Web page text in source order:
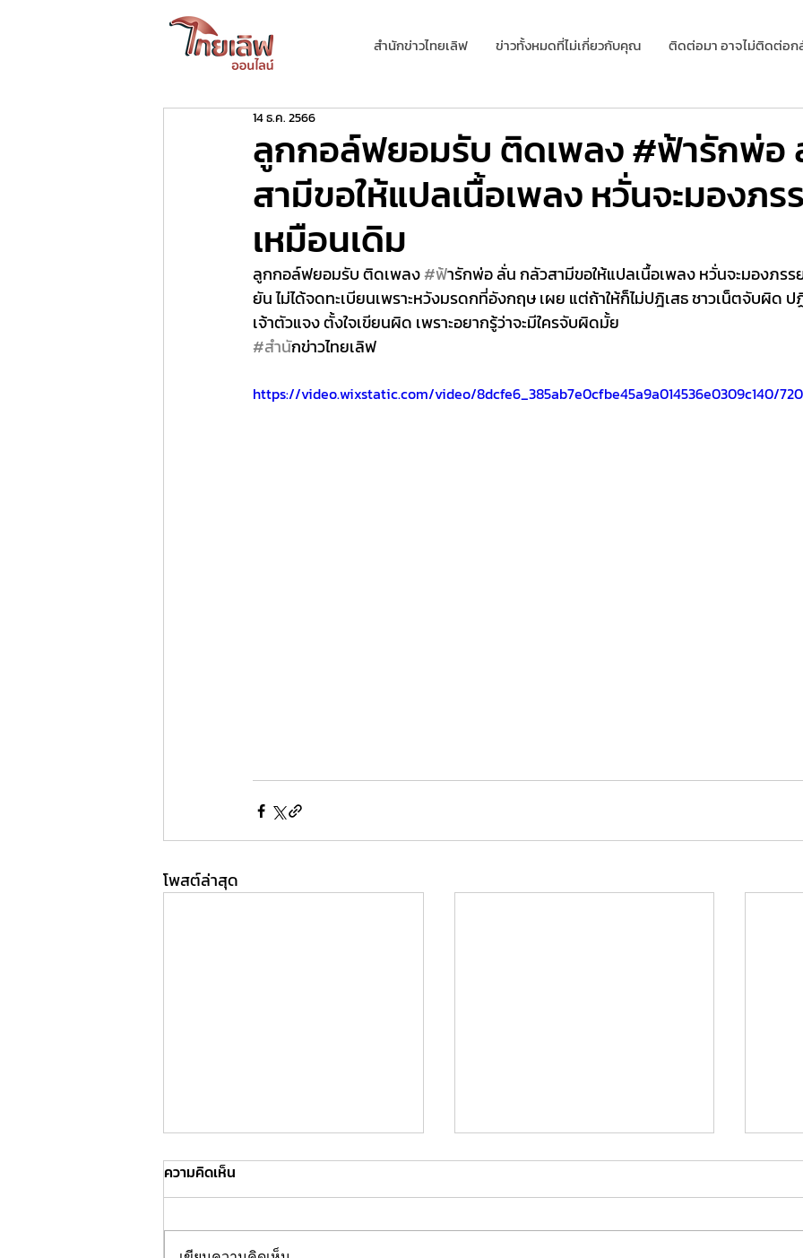
สำนักข่าวไทยเลิฟ ข่าวทั้งหมดที่ไม่เกี่ยวกับคุณ ติดต่อมา อาจไม่ติดต่อก
ลูกกอล์ฟยอมรับ ติดเพลง #ฟ้ารักพ่อ
สามีขอให้แปลเนื้อเพลง หวั่นจะมองภร
เหมือนเดิม
14 ธ.ค. 2566
ลูกกอล์ฟยอมรับ ติดเพลง #ฟารักพ่อ ลั่น กลัวสามีขอให้แปลเนื้อเพลง หวั่นจะมองภรร
ยัน ไม่ได้จดทะเบียนเพราะหวังมรดกที่อังกฤษ เผย แต่ถ้าให้ก็ไม่ปฎิเสธ ชาวเน็ตจับผิด
เจ้าตัวแจง ตั้งใจเขียนผิด เพราะอยากรู้ว่าจะมีใครจับผิดมั้ย
#สำนักข่าวไทยเลิฟ
https://video.wixstatic.com/video/8dcfe6_385ab7e0cfbe45a9a014536e0309c140/
โพสต์ล่าสุด
ความคิดเห็น